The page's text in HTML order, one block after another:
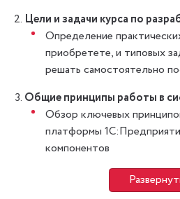
Цели и задачи курса по
Определение
приобретете, и типовых
решать самостоятельно
Общие принципы работы в
Обзор ключевых
платформы
компонентов